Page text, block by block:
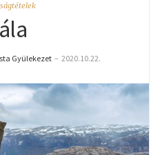
Gyülekezet – 2020.10.22.